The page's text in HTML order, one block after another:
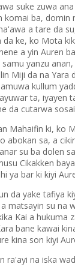
suke zuwa
komai ba,
a tare da
da ke, ko Mota
a yin Auren
yanzu
Miji da na
kullum
ta, iyayen
da cutarwa
Mahaifin ki, ko
abokan sa, a
su ba dolen
Cikakken
ya bar ki kiyi
da yake tafiya
matsayin su na
Kai a hukuma
bane kawai
kina son kiyi
ra'ayi na iska